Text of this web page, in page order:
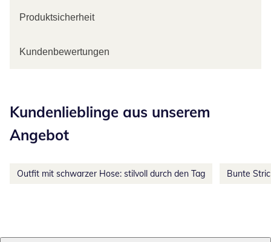
Produktsicherheit
Kundenbewertungen
Kundenlieblinge aus unserem
Angebot
Outfit mit schwarzer Hose: stilvoll durch den Tag Bunte